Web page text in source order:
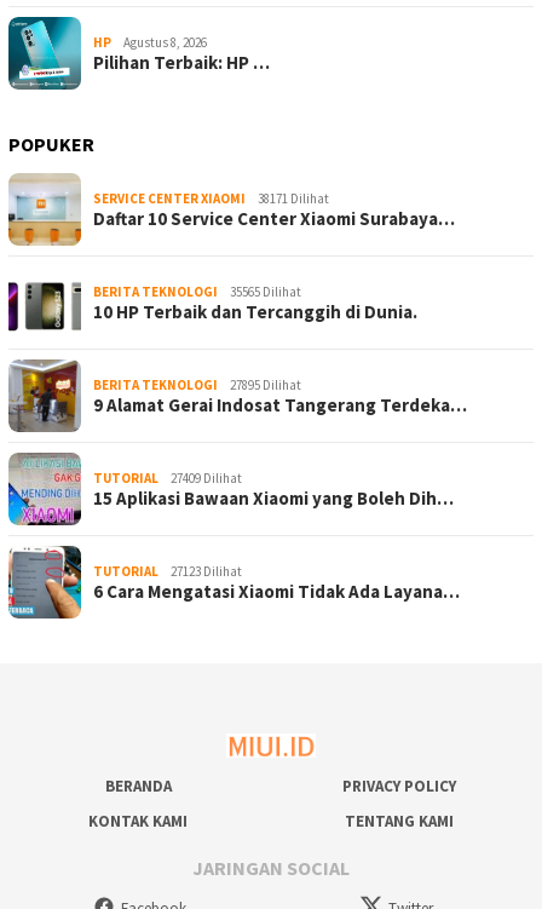
HP Agustus 8, 2026
Pilihan Terbaik: HP …
POPUKER
SERVICE CENTER XIAOMI 38171 Dilihat
Daftar 10 Service Center Xiaomi Surabaya…
BERITA TEKNOLOGI 35565 Dilihat
10 HP Terbaik dan Tercanggih di Dunia.
BERITA TEKNOLOGI 27895 Dilihat
9 Alamat Gerai Indosat Tangerang Terdeka…
TUTORIAL 27409 Dilihat
15 Aplikasi Bawaan Xiaomi yang Boleh Dih…
TUTORIAL 27123 Dilihat
6 Cara Mengatasi Xiaomi Tidak Ada Layana…
BERANDA
PRIVACY POLICY
KONTAK KAMI
TENTANG KAMI
JARINGAN SOCIAL